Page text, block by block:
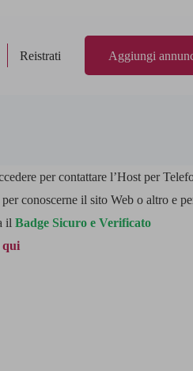
Reistrati Aggiungi
per contattare l’Host per
conoscerne il sito Web o altro e
ilBadge Sicuro e Verificato
qui